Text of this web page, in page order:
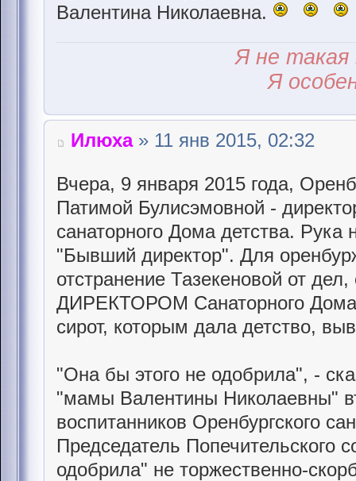
Валентина Николаевна.
Я не такая
Я
Илюха» 11 янв 2015, 02:32
Вчера, 9 января 2015 года,
Патимой Булисэмовной -
санаторного Дома детства. Рука
"Бывший директор". Для
отстранение Тазекеновой от
ДИРЕКТОРОМ Санаторного
сирот, которым дала детство,
"Она бы этого не одобрила", -
"мамы Валентины Николаевны"
воспитанников Оренбургского
Председатель
одобрила" не торжественно-